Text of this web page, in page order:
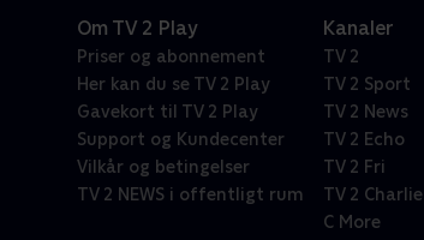
Om TV 2 Play
Priser og abonnement
Her kan du se TV 2 Play
Gavekort til TV 2 Play
Support og Kundecenter
Vilkår og betingelser
TV 2 NEWS i offentligt rum
Kanaler
TV 2
TV 2 Sport
TV 2 News
TV 2 Echo
TV 2 Fri
TV 2 Charlie
C More